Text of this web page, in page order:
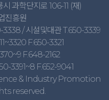
과학단지로 106-11 (재)
진흥원
3338 / 시설및대관 T.650-3339
F.650-3321
F.648-2162
3391~8 F.652-9041
& Industry Promotion
reserved.